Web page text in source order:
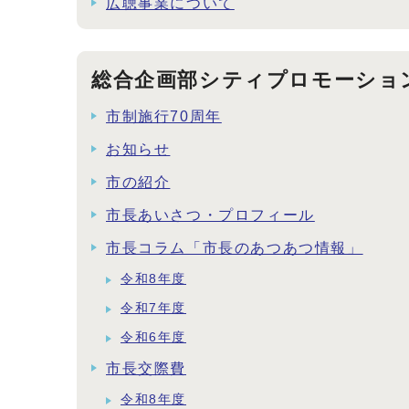
広聴事業について
総合企画部シティプロモーショ
市制施行70周年
お知らせ
市の紹介
市長あいさつ・プロフィール
市長コラム「市長のあつあつ情報」
令和8年度
令和7年度
令和6年度
市長交際費
令和8年度